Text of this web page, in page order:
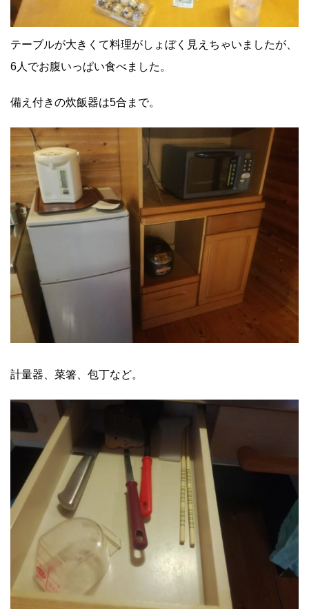
テーブルが大きくて料理がしょぼく見えちゃいましたが、
6人でお腹いっぱい食べました。
備え付きの炊飯器は5合まで。
計量器、菜箸、包丁など。